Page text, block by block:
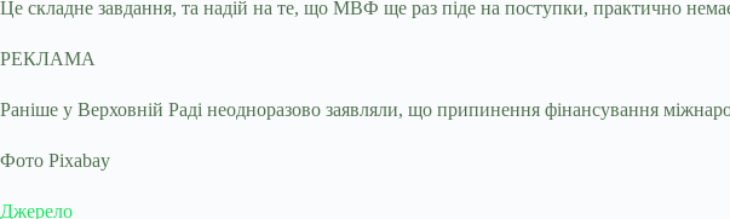
Це складне завдання, та надій на те, що МВФ ще раз піде на поступки, практично
РЕКЛАМА
Раніше у Верховній Раді неодноразово заявляли, що припинення фінансування
Фото Pixabay
Джерело